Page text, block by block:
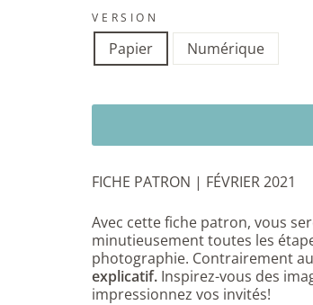
VERSION
Papier Numérique
FICHE PATRON | FÉVRIER 2021
Avec cette fiche patron, vous
minutieusement toutes les
photographie. Contrairement
explicatif. Inspirez-vous des
impressionnez vos invités!